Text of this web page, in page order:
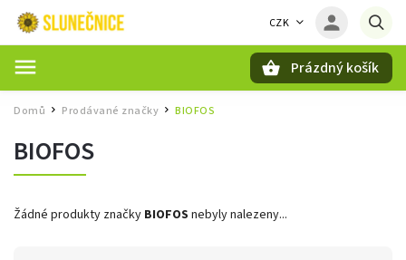
CZK
Prázdný košík
Domů / Prodávané značky / BIOFOS
BIOFOS
Žádné produkty značky BIOFOS nebyly nalezeny...